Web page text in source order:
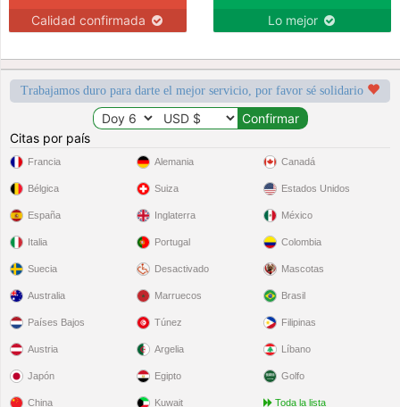
Calidad confirmada Lo mejor
Trabajamos duro para darte el mejor servicio, por favor sé solidario
Citas por país
Francia
Bélgica
España
Italia
Suecia
Alemania
Suiza
Inglaterra
Portugal
Desactivado
Canadá
Estados Unidos
México
Colombia
Mascotas
Australia
Países Bajos
Austria
Japón
China
Marruecos
Túnez
Argelia
Egipto
Kuwait
Brasil
Filipinas
Líbano
Golfo
Toda la lista